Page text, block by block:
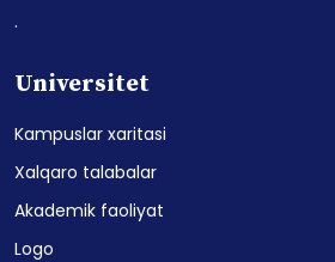
.
Universitet
Kampuslar xaritasi
Xalqaro talabalar
Akademik faoliyat
Logo